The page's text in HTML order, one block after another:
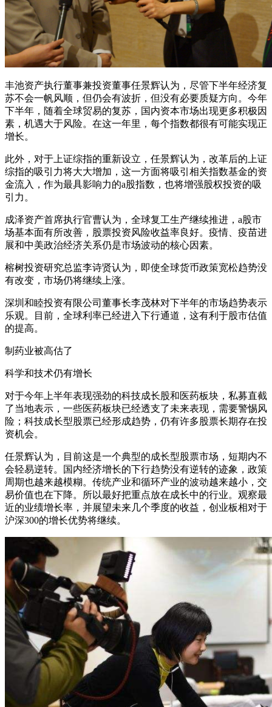
丰池资产执行董事兼投资董事任景辉认为，尽管下半年经济复
苏不会一帆风顺，但仍会有波折，但没有必要质疑方向。今年
下半年，随着全球贸易的复苏，国内资本市场出现更多积极因
素，机遇大于风险。在这一年里，每个指数都很有可能实现正
增长。
此外，对于上证综指的重新设立，任景辉认为，改革后的上证
综指的吸引力将大大增加，这一方面将吸引相关指数基金的资
金流入，作为最具影响力的a股指数，也将增强股权投资的吸
引力。
成泽资产首席执行官曹认为，全球复工生产继续推进，a股市
场基本面有所改善，股票投资风险收益率良好。疫情、疫苗进
展和中美政治经济关系仍是市场波动的核心因素。
榕树投资研究总监李诗贤认为，即使全球货币政策宽松趋势没
有改变，市场仍将继续上涨。
深圳和睦投资有限公司董事长李茂林对下半年的市场趋势表示
乐观。目前，全球利率已经进入下行通道，这有利于股市估值
的提高。
制药业被高估了
科学和技术仍有增长
对于今年上半年表现强劲的科技成长股和医药板块，私募直截
了当地表示，一些医药板块已经透支了未来表现，需要警惕风
险；科技成长型股票已经形成趋势，仍有许多股票长期存在投
资机会。
任景辉认为，目前这是一个典型的成长型股票市场，短期内不
会轻易逆转。国内经济增长的下行趋势没有逆转的迹象，政策
周期也越来越模糊。传统产业和循环产业的波动越来越小，交
易价值也在下降。所以最好把重点放在成长中的行业。观察最
近的业绩增长率，并展望未来几个季度的收益，创业板相对于
沪深300的增长优势将继续。